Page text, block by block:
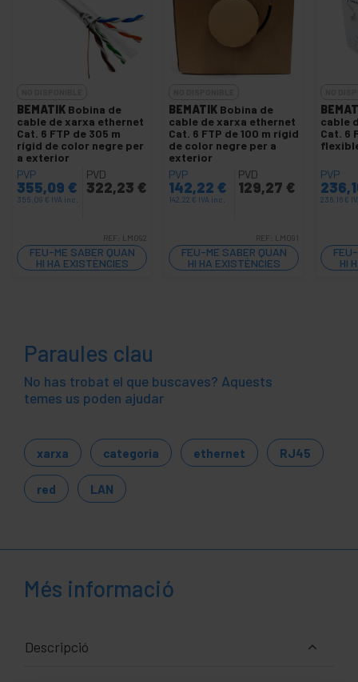
BEMATIK Bobina de
cable de xarxa ethernet
Cat. 6 FTP de 305 m
rígid de color negre per
a exterior
PVP
355,09 €
355,09 € IVA inc.
PVD
322,23 €
REF: LM092
FEU-ME SABER QUAN
HI HA EXISTÈNCIES
BEMATIK Bobina de
cable de xarxa ethernet
Cat. 6 FTP de 100 m rígid
de color negre per a
exterior
PVP
142,22 €
142,22 € IVA inc.
PVD
129,27 €
REF: LM091
FEU-ME SABER QUAN
HI HA EXISTÈNCIES
cable
Cat. 6
PVP
236,16 €
HI
Paraules clau
No has trobat el que buscaves? Aquests
temes us poden ajudar
xarxa categoria ethernet RJ45
red LAN
Més informació
Descripció